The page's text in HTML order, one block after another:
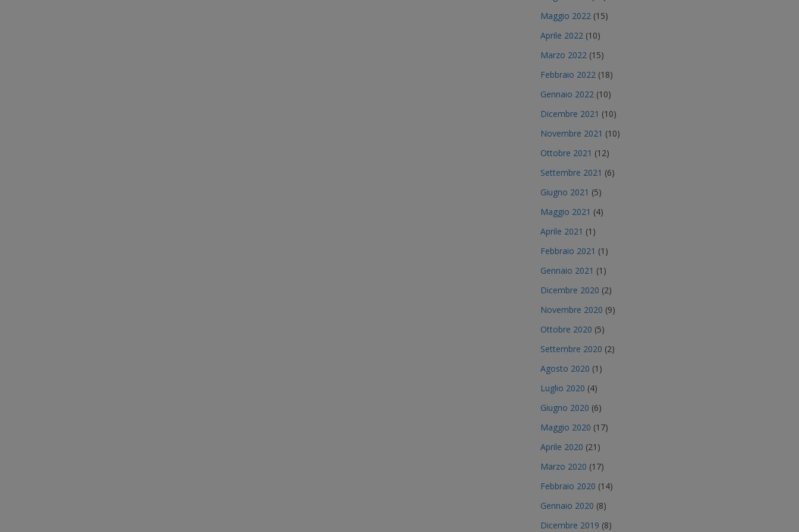
Maggio 2022 (15)
Aprile 2022 (10)
Marzo 2022 (15)
Febbraio 2022 (18)
Gennaio 2022 (10)
Dicembre 2021 (10)
Novembre 2021 (10)
Ottobre 2021 (12)
Settembre 2021 (6)
Giugno 2021 (5)
Maggio 2021 (4)
Aprile 2021 (1)
Febbraio 2021 (1)
Gennaio 2021 (1)
Dicembre 2020 (2)
Novembre 2020 (9)
Ottobre 2020 (5)
Settembre 2020 (2)
Agosto 2020 (1)
Luglio 2020 (4)
Giugno 2020 (6)
Maggio 2020 (17)
Aprile 2020 (21)
Marzo 2020 (17)
Febbraio 2020 (14)
Gennaio 2020 (8)
Dicembre 2019 (8)